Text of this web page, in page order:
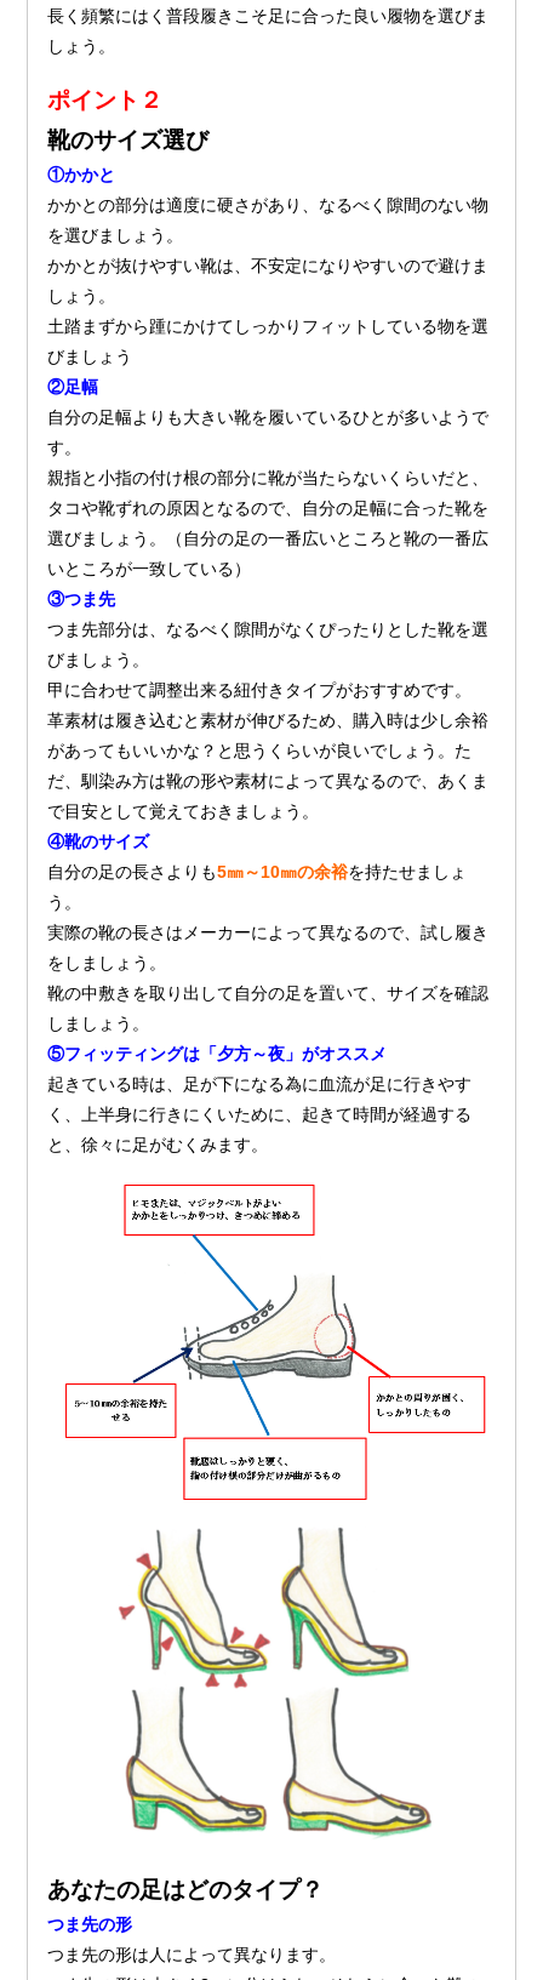
長く頻繁にはく普段履きこそ足に合った良い履物を選びま
しょう。
ポイント２
靴のサイズ選び
①かかと
かかとの部分は適度に硬さがあり、なるべく隙間のない物
を選びましょう。
かかとが抜けやすい靴は、不安定になりやすいので避けま
しょう。
土踏まずから踵にかけてしっかりフィットしている物を選
びましょう
②足幅
自分の足幅よりも大きい靴を履いているひとが多いようで
す。
親指と小指の付け根の部分に靴が当たらないくらいだと、
タコや靴ずれの原因となるので、自分の足幅に合った靴を
選びましょう。（自分の足の一番広いところと靴の一番広
いところが一致している）
③つま先
つま先部分は、なるべく隙間がなくぴったりとした靴を選
びましょう。
甲に合わせて調整出来る紐付きタイプがおすすめです。
革素材は履き込むと素材が伸びるため、購入時は少し余裕
があってもいいかな？と思うくらいが良いでしょう。た
だ、馴染み方は靴の形や素材によって異なるので、あくま
で目安として覚えておきましょう。
④靴のサイズ
自分の足の長さよりも5㎜～10㎜の余裕を持たせましょ
う。
実際の靴の長さはメーカーによって異なるので、試し履き
をしましょう。
靴の中敷きを取り出して自分の足を置いて、サイズを確認
しましょう。
⑤フィッティングは「夕方～夜」がオススメ
起きている時は、足が下になる為に血流が足に行きやす
く、上半身に行きにくいために、起きて時間が経過する
と、徐々に足がむくみます。
あなたの足はどのタイプ？
つま先の形
つま先の形は人によって異なります。